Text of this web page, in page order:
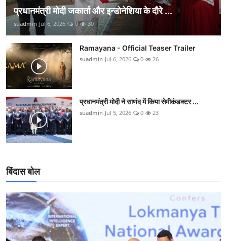
प्रधानमंत्री मोदी जकार्ता और इन्डोनेशिया के दौरे ...
suadmin Jul 6, 2026 0 30
Ramayana - Official Teaser Trailer
suadmin Jul 6, 2026 0 26
प्रधानमंत्री मोदी ने साणंद में किया सेमीकंडक्टर ...
suadmin Jul 5, 2026 0 23
बिंदास बोल